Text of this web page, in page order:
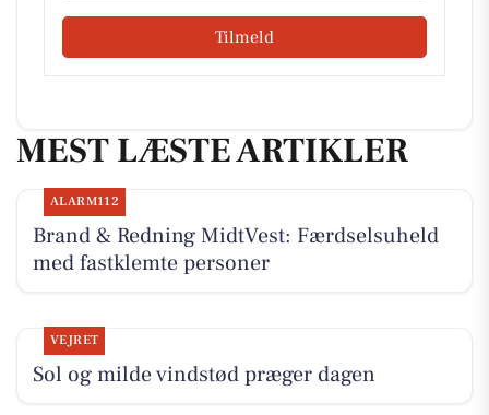
Tilmeld
MEST LÆSTE ARTIKLER
ALARM112
Brand & Redning MidtVest: Færdselsuheld
med fastklemte personer
VEJRET
Sol og milde vindstød præger dagen